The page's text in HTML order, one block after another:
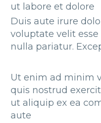
ut labore et dolore
Duis aute irure
voluptate velit
nulla pariatur.
Ut enim ad minim
quis nostrud
ut aliquip ex ea
aute